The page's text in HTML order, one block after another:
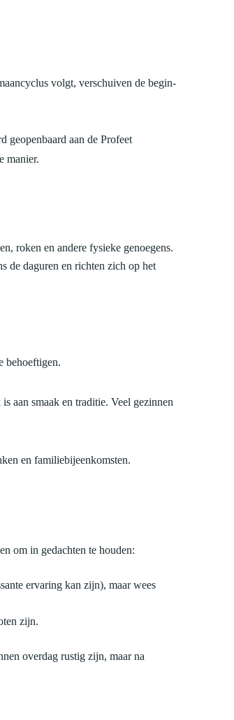
volgt, verschuiven de begin-
geopenbaard aan de Profeet
manier.
roken en andere fysieke genoegens.
de daguren en richten zich op het
behoeftigen.
aan smaak en traditie. Veel gezinnen
en familiebijeenkomsten.
om in gedachten te houden:
ervaring kan zijn), maar wees
zijn.
overdag rustig zijn, maar na